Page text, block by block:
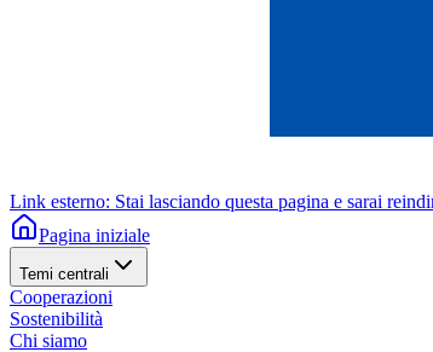
Link esterno: Stai lasciando questa pagina e sarai
Pagina iniziale
Temi centrali
Cooperazioni
Sostenibilità
Chi siamo